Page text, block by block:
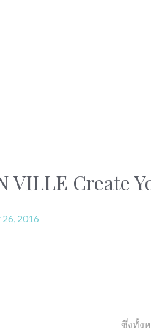
VILLE Create
2016
ซึ่งทั้ง